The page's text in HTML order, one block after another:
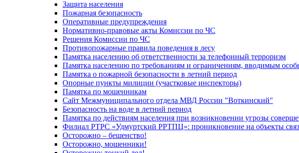
Защита населения
Пожарная безопасность
Оперативные предупреждения
Нормативно-правовые акты Комиссии по ЧС
Решения Комиссии по ЧС
Противопожарные правила поведения в лесу
Памятка населению об ответственности за телефонный терроризм
Памятка населению по требованиям и ограничениям, вводимым
Памятка о пожарной безопасности в летний период
Опорные пункты милиции (участковые инспекторы)
Памятка по мошенникам
Сайт Межмуниципального отдела МВД России "Воткинский"
Безопасность на воде в летний период
Памятка по действиям населения при возникновении угрозы
Филиал РТРС «Удмуртский РРТПЦ»: проникновение на объекты
Осторожно – бешенство!
Осторожно, мошенники!